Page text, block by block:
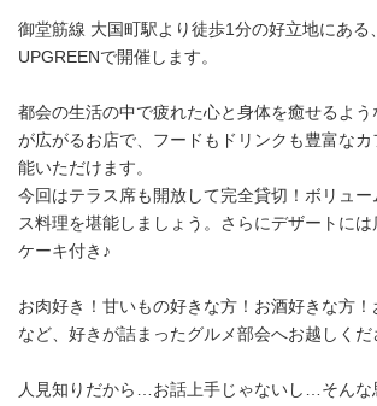
御堂筋線 大国町駅より徒歩1分の好立地にある
UPGREENで開催します。
都会の生活の中で疲れた心と身体を癒せるよう
が広がるお店で、フードもドリンクも豊富な
能いただけます。
今回はテラス席も開放して完全貸切！ボリュ
ス料理を堪能しましょう。さらにデザートに
ケーキ付き♪
お肉好き！甘いもの好きな方！お酒好きな方
など、好きが詰まったグルメ部会へお越しくだ
人見知りだから…お話上手じゃないし…そんな